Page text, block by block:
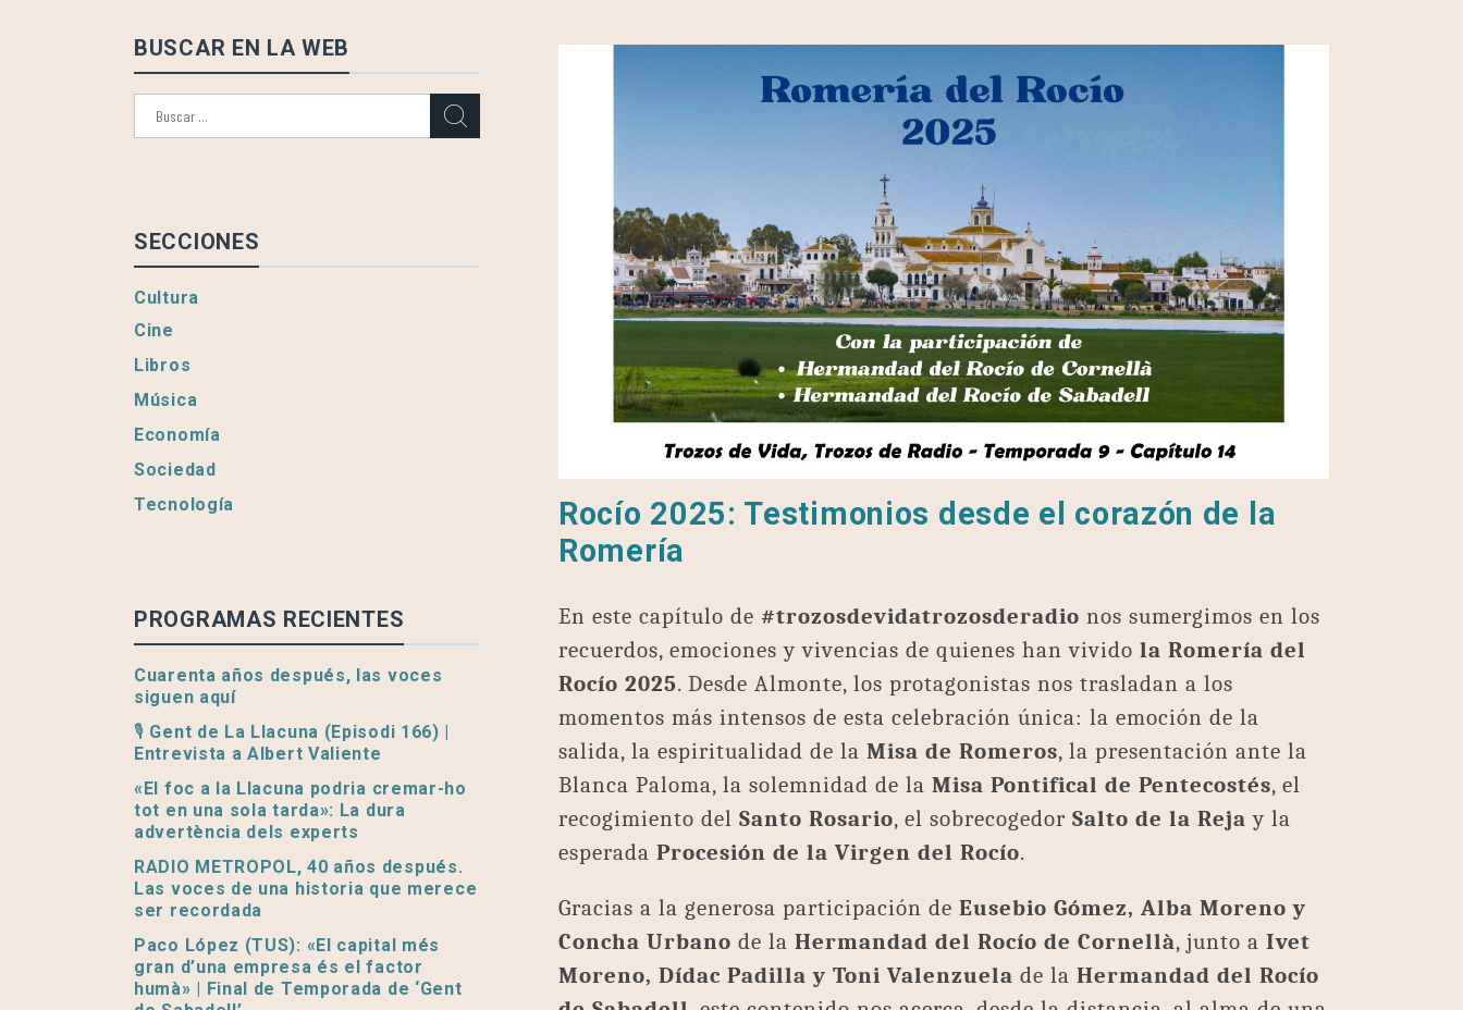
Rocío 2025: Testimonios desde el corazón de la
Romería
En este capítulo de #trozosdevidatrozosderadio nos sumergimos en los
recuerdos, emociones y vivencias de quienes han vivido la Romería del
Rocío 2025. Desde Almonte, los protagonistas nos trasladan a los
momentos más intensos de esta celebración única: la emoción de la
salida, la espiritualidad de la Misa de Romeros, la presentación ante la
Blanca Paloma, la solemnidad de la Misa Pontifical de Pentecostés, el
recogimiento del Santo Rosario, el sobrecogedor Salto de la Reja y la
esperada Procesión de la Virgen del Rocío.
Gracias a la generosa participación de Eusebio Gómez, Alba Moreno y
Concha Urbano de la Hermandad del Rocío de Cornellà, junto a Ivet
Moreno, Dídac Padilla y Toni Valenzuela de la Hermandad del Rocío
BUSCAR EN LA WEB
SECCIONES
Cultura
Cine
Libros
Música
Economía
Sociedad
Tecnología
PROGRAMAS RECIENTES
Cuarenta años después, las voces
siguen aquí
🎙️ Gent de La Llacuna (Episodi 166) |
Entrevista a Albert Valiente
«El foc a la Llacuna podria cremar-ho
tot en una sola tarda»: La dura
advertència dels experts
RADIO METROPOL, 40 años después.
Las voces de una historia que merece
ser recordada
Paco López (TUS): «El capital més
gran d’una empresa és el factor
humà» | Final de Temporada de ‘Gent